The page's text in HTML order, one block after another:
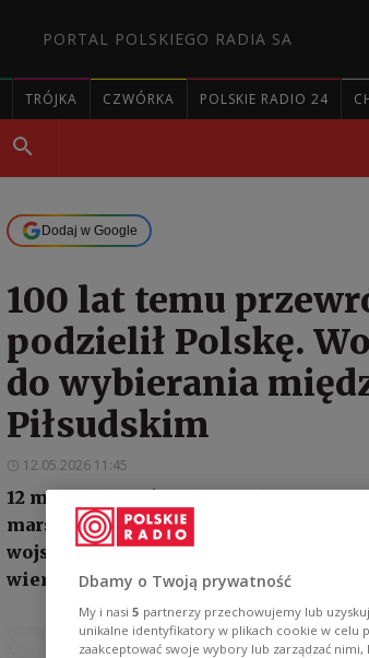
PORTAL POLSKIEGO RADIA SA
TRÓJKA CZWÓRKA POLSKIE RADIO 24
Dodaj w Google
100 lat temu
podzielił Polskę.
do wybierania
Piłsudskim
12.05.2026 11:45
12 maja 1926 r. Józef Piłsudski na
marsz na Warszawę. Dokonany przez
wojskowych zmusił do wybierania
wiernością legalnemu rządowi.
Dbamy o Twoją prywatność
My i nasi 5 partnerzy przechowujemy lub
unikalne identyfikatory w plikach cookie w celu
zaakceptować swoje wybory lub zarządzać